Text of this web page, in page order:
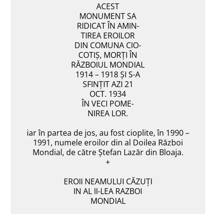
ACEST
MONUMENT SA
RIDICAT ÎN AMIN-
TIREA EROILOR
DIN COMUNA CIO-
COTIŞ, MORŢI ÎN
RĂZBOIUL MONDIAL
1914 – 1918 ŞI S-A
SFINŢIT AZI 21
OCT. 1934
ÎN VECI POME-
NIREA LOR.
iar în partea de jos, au fost cioplite, în 1990 –
1991, numele eroilor din al Doilea Război
Mondial, de către Ştefan Lazăr din Bloaja.
+
EROII NEAMULUI CĂZUŢI
IN AL II-LEA RAZBOI
MONDIAL